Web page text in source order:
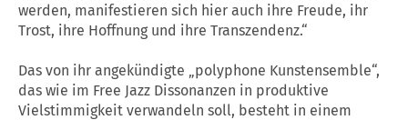
werden, manifestieren sich hier auch ihre Freude, ihr
Trost, ihre Hoffnung und ihre Transzendenz.“
Das von ihr angekündigte „polyphone Kunstensemble“,
das wie im Free Jazz Dissonanzen in produktive
Vielstimmigkeit verwandeln soll, besteht in einem